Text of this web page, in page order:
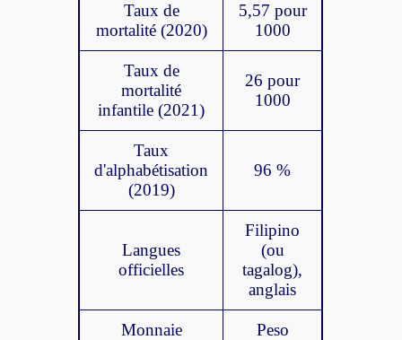
Taux de
mortalité (2020)
5,57 pour
1000
Taux de
mortalité
infantile (2021)
26 pour
1000
Taux
d'alphabétisation
(2019)
96 %
Langues
officielles
Filipino
(ou
tagalog),
anglais
Monnaie Peso